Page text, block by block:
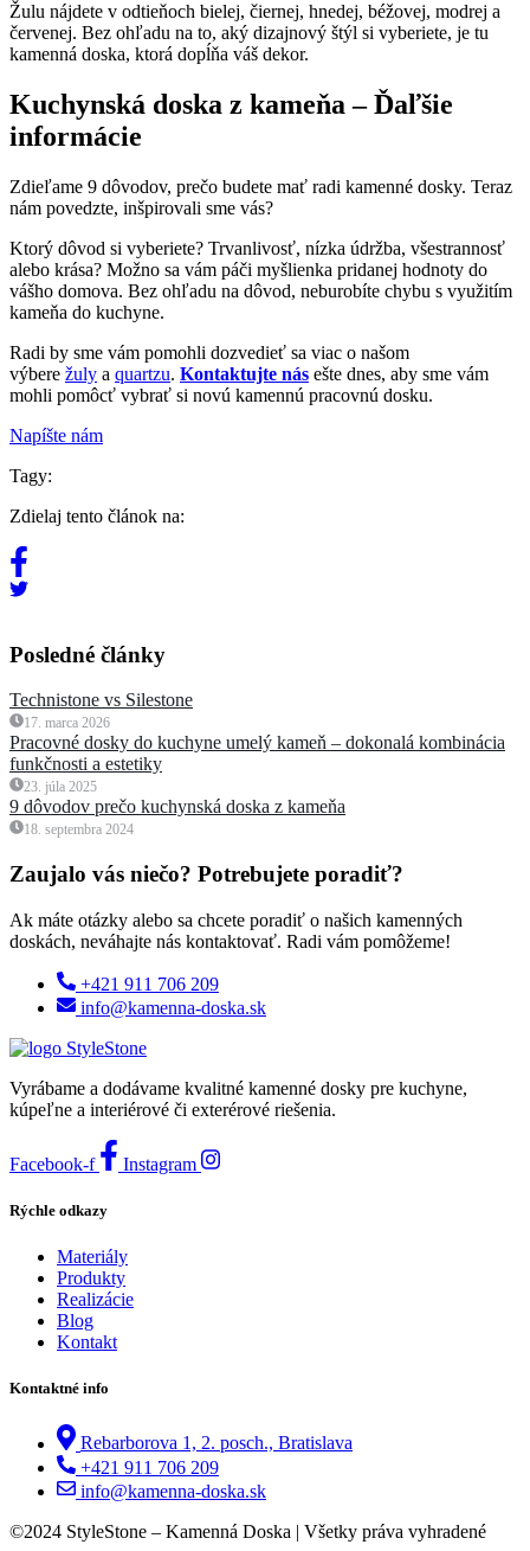
Žulu nájdete v odtieňoch bielej, čiernej, hnedej, béžovej, modrej a
červenej. Bez ohľadu na to, aký dizajnový štýl si vyberiete, je tu
kamenná doska, ktorá dopĺňa váš dekor.
Kuchynská doska z kameňa – Ďaľšie
informácie
Zdieľame 9 dôvodov, prečo budete mať radi kamenné dosky. Teraz
nám povedzte, inšpirovali sme vás?
Ktorý dôvod si vyberiete? Trvanlivosť, nízka údržba, všestrannosť
alebo krása? Možno sa vám páči myšlienka pridanej hodnoty do
vášho domova. Bez ohľadu na dôvod, neburobíte chybu s využitím
kameňa do kuchyne.
Radi by sme vám pomohli dozvedieť sa viac o našom
výbere žuly a quartzu. Kontaktujte nás ešte dnes, aby sme vám
mohli pomôcť vybrať si novú kamennú pracovnú dosku.
Napíšte nám
Tagy:
Zdielaj tento článok na:
Posledné články
Technistone vs Silestone
17. marca 2026
Pracovné dosky do kuchyne umelý kameň – dokonalá kombinácia
funkčnosti a estetiky
23. júla 2025
9 dôvodov prečo kuchynská doska z kameňa
18. septembra 2024
Zaujalo vás niečo? Potrebujete poradiť?
Ak máte otázky alebo sa chcete poradiť o našich kamenných
doskách, neváhajte nás kontaktovať. Radi vám pomôžeme!
+421 911 706 209
info@kamenna-doska.sk
Vyrábame a dodávame kvalitné kamenné dosky pre kuchyne,
kúpeľne a interiérové či exterérové riešenia.
Facebook-f Instagram
Rýchle odkazy
Materiály
Produkty
Realizácie
Blog
Kontakt
Kontaktné info
Rebarborova 1, 2. posch., Bratislava
+421 911 706 209
info@kamenna-doska.sk
©2024 StyleStone – Kamenná Doska | Všetky práva vyhradené